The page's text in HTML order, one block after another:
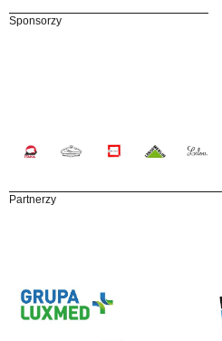
Sponsorzy
Partnerzy